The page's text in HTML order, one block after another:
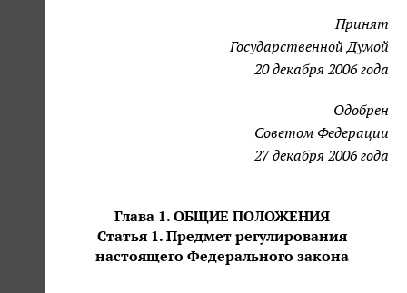
Принят
Государственной Думой
20 декабря 2006 года
Одобрен
Советом Федерации
27 декабря 2006 года
Глава 1. ОБЩИЕ ПОЛОЖЕНИЯ
Статья 1. Предмет регулирования
настоящего Федерального закона